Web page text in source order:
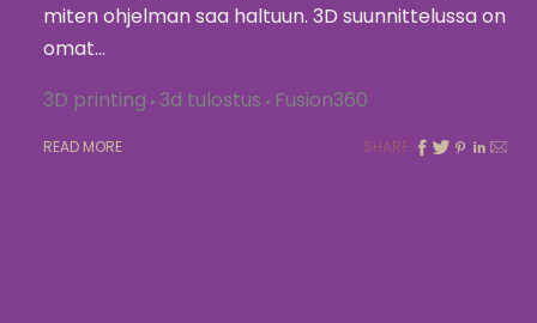
miten ohjelman saa haltuun. 3D suunnittelussa on
omat…
3D printing 3d tulostus Fusion360
READ MORE SHARE: